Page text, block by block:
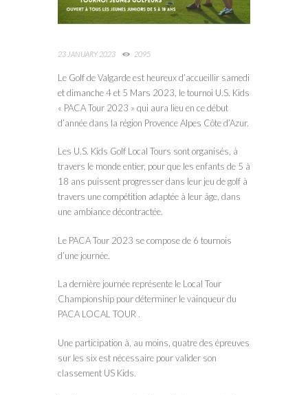
23 JANUARY 2023 2095
Le Golf de Valgarde est heureux d’accueillir samedi
et dimanche 4 et 5 Mars 2023, le tournoi U.S. Kids
« PACA Tour 2023 » qui aura lieu en ce début
d’année dans la région Provence Alpes Côte d’Azur.
Les U.S. Kids Golf Local Tours sont organisés, à
travers le monde entier, pour que les enfants de 5 à
18 ans puissent progresser dans leur jeu de golf à
travers une compétition adaptée à leur âge, dans
une ambiance décontractée.
Le PACA Tour 2023 se compose de 6 tournois
d’une journée.
La dernière journée représente le Local Tour
Championship pour déterminer le vainqueur du
PACA LOCAL TOUR .
Une participation à, au moins, quatre des épreuves
sur les six est nécessaire pour valider son
classement US Kids.